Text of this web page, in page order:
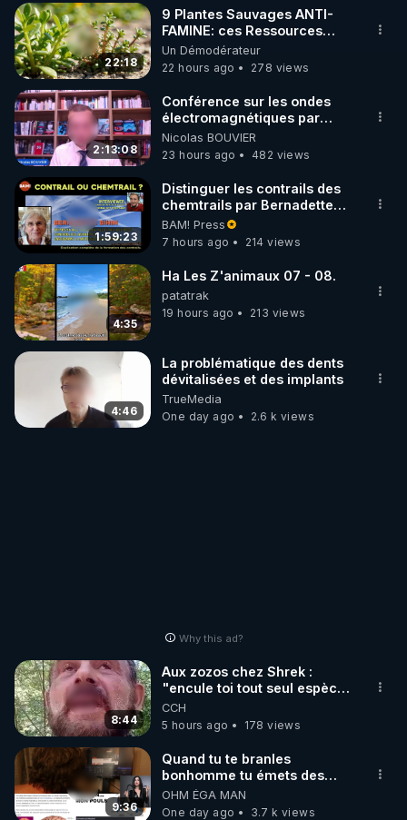
▶ 30 jours gratuit sur l’application de méditation et
de bien-être ENVOL :
Rendez-vous sur https://www.envol.app/code
le code : REGENERE
22:18
9 Plantes Sauvages ANTI-
FAMINE: ces Ressources
JARDIN&des Haies
Un Démodérateur
22 hours ago
278 views
2:13:08
Conférence sur les ondes
électromagnétiques par
Grégoire Caustru et Bart de
Wever !
Nicolas BOUVIER
23 hours ago
482 views
1:59:23
Distinguer les contrails des
chemtrails par Bernadette
Bihin
BAM! Press
7 hours ago
214 views
4:35
Ha Les Z'animaux 07 - 08.
patatrak
19 hours ago
213 views
4:46
La problématique des dents
dévitalisées et des implants
TrueMedia
One day ago
2.6 k views
Why this ad?
8:44
Aux zozos chez Shrek :
"encule toi tout seul espèce
de mal polish"
CCH
5 hours ago
178 views
9:36
Quand tu te branles
bonhomme tu émets des
ondes ils ont juste omis de
t'expliquer
OHM ÉGA MAN
One day ago
3.7 k views